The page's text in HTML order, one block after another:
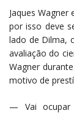
Jaques
por isso deve
lado de Dilma,
avaliação do
Wagner
motivo de
— Vai ocupar